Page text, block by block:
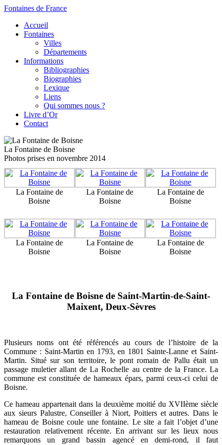
Fontaines de France
Accueil
Fontaines
Villes
Départements
Informations
Bibliographies
Biographies
Lexique
Liens
Qui sommes nous ?
Livre d’Or
Contact
La Fontaine de Boisne
Photos prises en novembre 2014
La Fontaine de
Boisne
La Fontaine de
Boisne
La Fontaine de
Boisne
La Fontaine de
Boisne
La Fontaine de
Boisne
La Fontaine de
Boisne
La Fontaine de Boisne de Saint-Martin-de-Saint-
Maixent, Deux-Sèvres
Plusieurs noms ont été référencés au cours de l’histoire de la
Commune : Saint-Martin en 1793, en 1801 Sainte-Lanne et Saint-
Martin. Situé sur son territoire, le pont romain de Pallu était un
passage muletier allant de La Rochelle au centre de la France. La
commune est constituée de hameaux épars, parmi ceux-ci celui de
Boisne.
Ce hameau appartenait dans la deuxième moitié du XVIIème siècle
aux sieurs Palustre, Conseiller à Niort, Poitiers et autres. Dans le
hameau de Boisne coule une fontaine. Le site a fait l’objet d’une
restauration relativement récente. En arrivant sur les lieux nous
remarquons un grand bassin agencé en demi-rond, il faut